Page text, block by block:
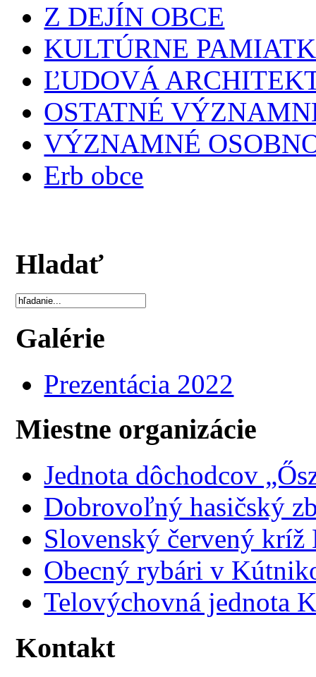
Z DEJÍN OBCE
KULTÚRNE
ĽUDOVÁ
OSTATNÉ
VÝZNAMNÉ
Erb obce
Hladať
Galérie
Prezentácia 2022
Miestne organizácie
Jednota dôchodcov
Dobrovoľný hasičský
Slovenský červený
Obecný rybári v
Telovýchovná jednota
Kontakt